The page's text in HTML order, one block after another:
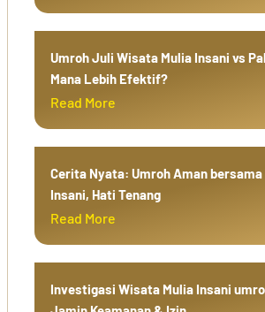
Umroh Juli Wisata Mulia Insani vs
Mana Lebih Efektif?
Read More
Cerita Nyata: Umroh Aman
Insani, Hati Tenang
Read More
Investigasi Wisata Mulia Insani